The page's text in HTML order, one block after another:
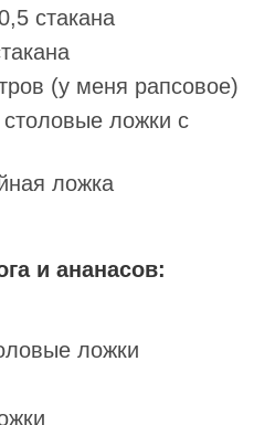
стакана
(у меня рапсовое)
столовые ложки с
ложка
и ананасов:
ложки